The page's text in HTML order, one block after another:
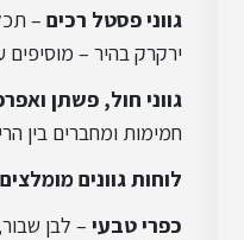
גווני פסטל רכים –
ירקרק בהיר – מוסיפים
גווני חול, פשתן
חמימות ומחברים בין
לוחות גוונים מומלצים
כפרי טבעי – לבן